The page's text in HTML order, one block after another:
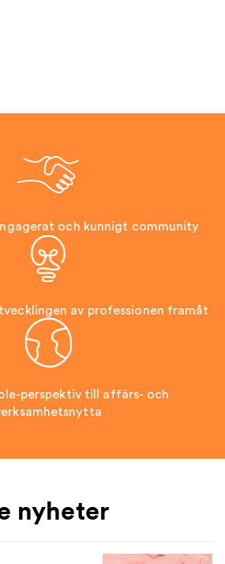
och kunnigt community
av professionen framåt
perspektiv till affärs- och
nyheter